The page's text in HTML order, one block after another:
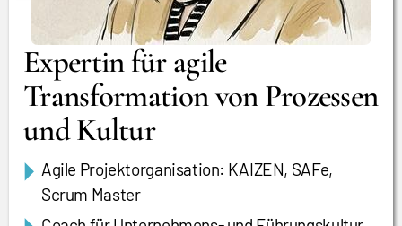
Expertin für agile
Transformation von Prozessen
und Kultur
Agile Projektorganisation: KAIZEN, SAFe,
Scrum Master